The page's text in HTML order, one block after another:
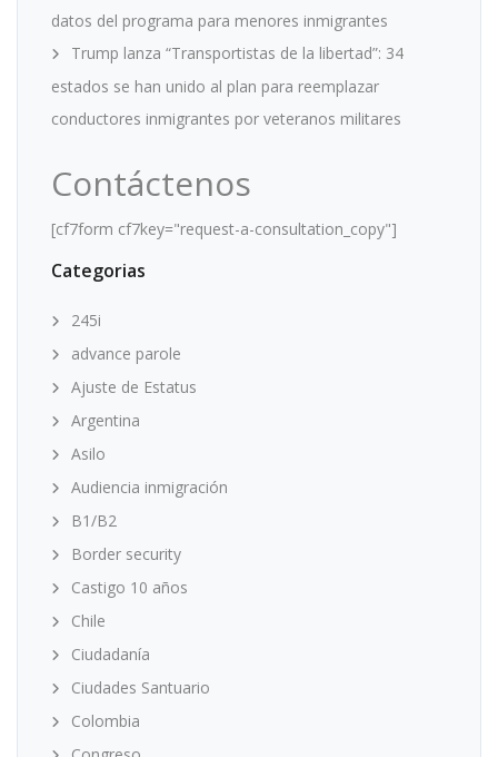
datos del programa para menores inmigrantes
Trump lanza “Transportistas de la libertad”: 34
estados se han unido al plan para reemplazar
conductores inmigrantes por veteranos militares
Contáctenos
[cf7form cf7key="request-a-consultation_copy"]
Categorias
245i
advance parole
Ajuste de Estatus
Argentina
Asilo
Audiencia inmigración
B1/B2
Border security
Castigo 10 años
Chile
Ciudadanía
Ciudades Santuario
Colombia